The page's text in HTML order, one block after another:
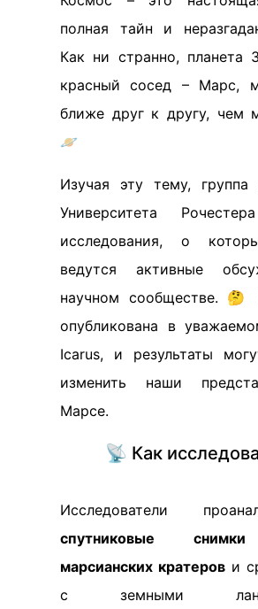
полная тайн и
Как ни странно, планета
красный сосед – Марс,
ближе друг к другу, чем
🪐
Изучая эту тему,
Университета
исследования, о
ведутся активные
научном сообществе. 🤔
опубликована в
Icarus, и результаты
изменить наши
Марсе.
📡 Как
Исследователи
спутниковые
марсианских кратеров и
с земными